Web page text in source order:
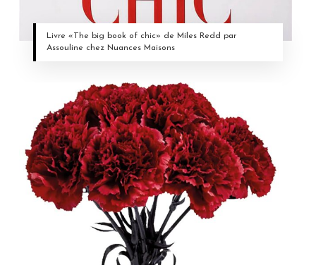
Livre «The big book of chic» de Miles Redd par
Assouline chez Nuances Maisons